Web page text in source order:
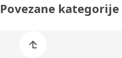
Povezane kategorije